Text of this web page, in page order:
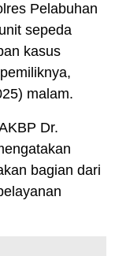
Pelabuhan
sepeda
kasus
malam.
Dr.
bagian dari